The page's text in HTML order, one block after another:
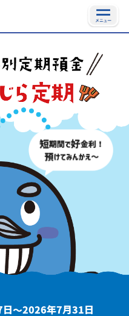
～2026年7月31日